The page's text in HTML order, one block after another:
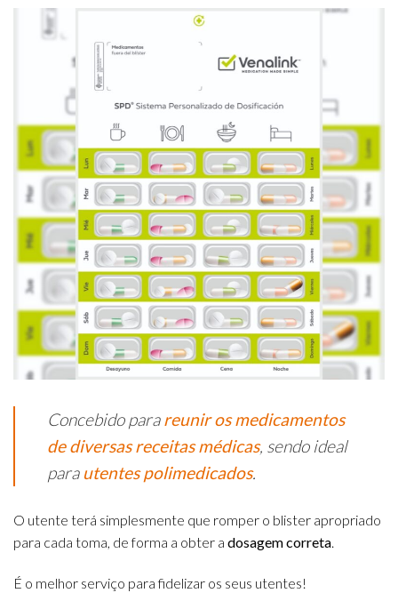
Concebido parareunir os medicamentos
de diversas receitas médicas, sendo ideal
para utentespolimedicados.
O utente terá simplesmente que romper o blister apropriado
para cada toma, de forma a obter a dosagem correta.
É o melhor serviço para fidelizar os seus utentes!